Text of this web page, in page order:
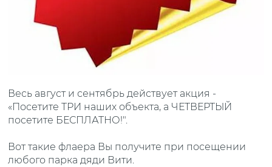
Весь август и сентябрь действует акция -
«Посетите ТРИ наших объекта, а ЧЕТВЕРТЫЙ
посетите БЕСПЛАТНО!".
Вот такие флаера Вы получите при посещении
любого парка дяди Вити.